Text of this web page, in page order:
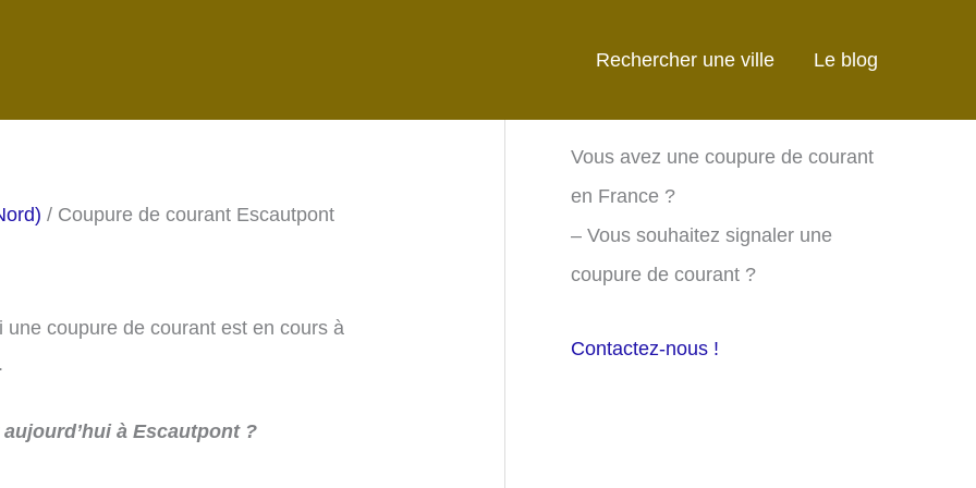
Rechercher une ville Le blog
/ Coupure de courant Escautpont
une coupure de courant est en cours à
à Escautpont ?
Vous avez une coupure de courant
en France ?
– Vous souhaitez signaler une
coupure de courant ?
Contactez-nous !